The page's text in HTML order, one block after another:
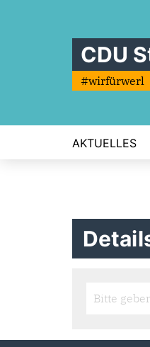
CDU
#wirfürwerl
AKTUELLES